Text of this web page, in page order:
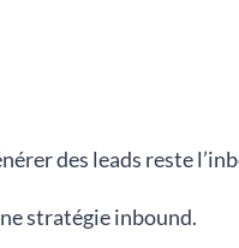
des leads reste
stratégie inbound.